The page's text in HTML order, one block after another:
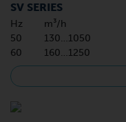
SV SERIES
Hz m³/h
50 130…1050
60
160…1250